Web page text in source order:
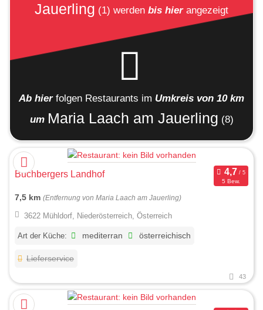
Jauerling (1) werden bis hierangezeigt
Ab hier folgen Restaurants im Umkreis von 10 km
um Maria Laach am Jauerling (8)
Buchbergers Landhof
5 Bew.
7,5 km (Entfernung von Maria Laach am Jauerling)
3622 Mühldorf, Niederösterreich, Österreich
Art der Küche: mediterran österreichisch
Lieferservice
43